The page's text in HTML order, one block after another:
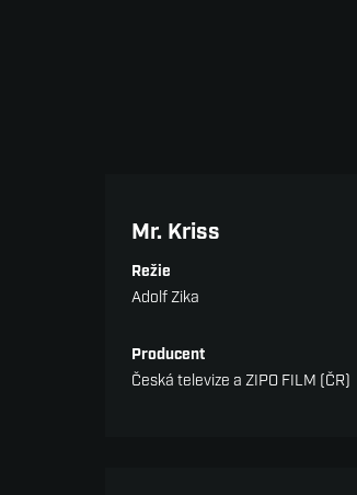
Mr. Kriss
Režie
Adolf Zika
Producent
Česká televize a ZIPO FILM (ČR)